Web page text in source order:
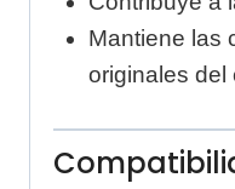
Mantiene las
originales del